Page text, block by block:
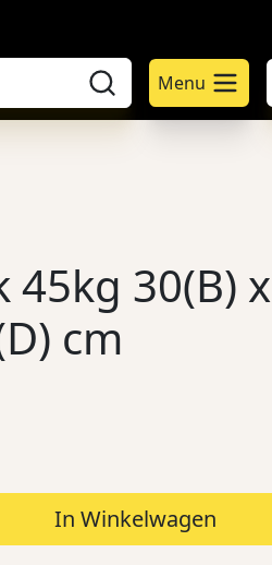
Menu
45kg 30(B) x
cm
In Winkelwagen